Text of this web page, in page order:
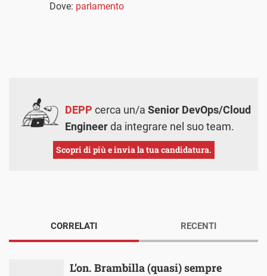
Dove: parlamento
DEPP cerca un/a Senior DevOps/Cloud
Engineerda integrare nel suo team.
Scopri di più e invia la tua candidatura.
CORRELATI
L’on. Brambilla (quasi) sempre
RECENTI